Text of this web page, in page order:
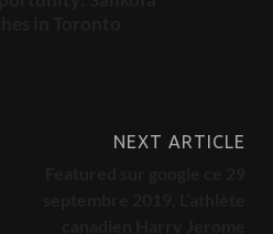
NEXT ARTICLE